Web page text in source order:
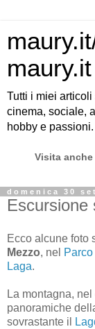
maury.it
Tutti i miei
cinema, sociale,
hobby e passioni.
Visita anche
domenica 30
Escursione
Ecco alcune foto
Mezzo, nel
Laga.
La montagna,
panoramiche
sovrastante il